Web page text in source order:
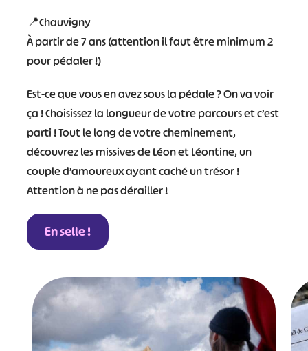
📍Chauvigny
À partir de 7 ans (attention il faut être minimum 2
pour pédaler !)
Est-ce que vous en avez sous la pédale ? On va voir
ça ! Choisissez la longueur de votre parcours et c’est
parti ! Tout le long de votre cheminement,
découvrez les missives de Léon et Léontine, un
couple d’amoureux ayant caché un trésor !
Attention à ne pas dérailler !
En selle !